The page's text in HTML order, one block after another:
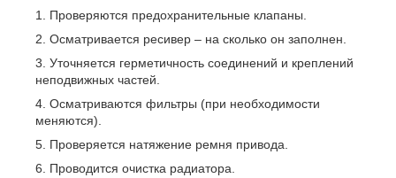
Проверяются предохранительные клапаны.
Осматривается ресивер – на сколько он заполнен.
Уточняется герметичность соединений и креплений
неподвижных частей.
Осматриваются фильтры (при необходимости
меняются).
Проверяется натяжение ремня привода.
Проводится очистка радиатора.